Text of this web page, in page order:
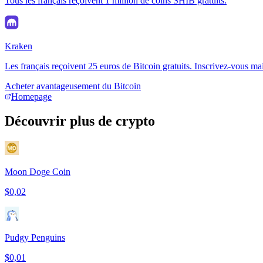
Kraken
Les français reçoivent 25 euros de Bitcoin gratuits. Inscrivez-vous
Acheter avantageusement du Bitcoin
Homepage
Découvrir plus de crypto
Moon Doge Coin
$0,02
Pudgy Penguins
$0,01